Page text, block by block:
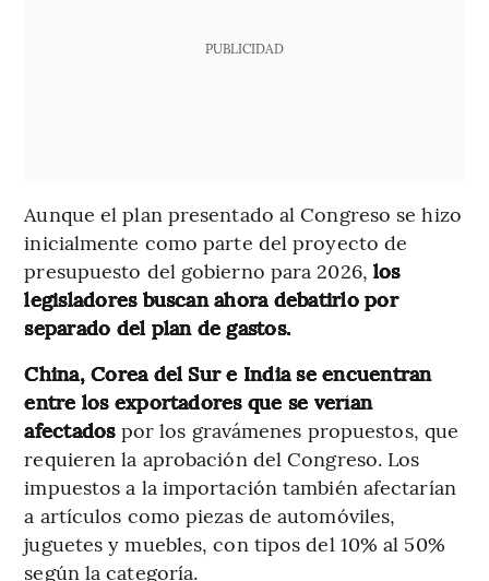
PUBLICIDAD
Aunque el plan presentado al Congreso se hizo
inicialmente como parte del proyecto de
presupuesto del gobierno para 2026, los
legisladores buscan ahora debatirlo por
separado del plan de gastos.
China, Corea del Sur e India se encuentran
entre los exportadores que se verían
afectados por los gravámenes propuestos, que
requieren la aprobación del Congreso. Los
impuestos a la importación también afectarían
a artículos como piezas de automóviles,
juguetes y muebles, con tipos del 10% al 50%
según la categoría.